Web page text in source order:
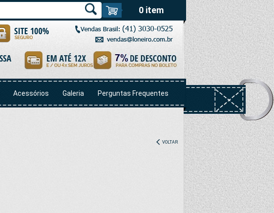
0 item
Acessórios Galeria Perguntas Frequentes
VOLTAR